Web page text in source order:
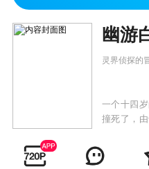
幽游
灵界侦探的
一个十四
撞死了，
会。经过
体，并成为